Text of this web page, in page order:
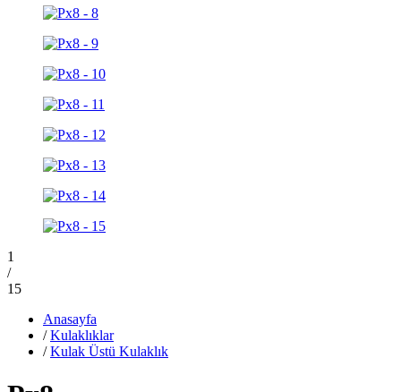
1
/
15
Anasayfa
/ Kulaklıklar
/ Kulak Üstü Kulaklık